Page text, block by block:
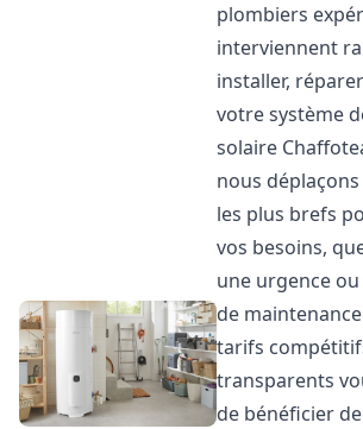
plombiers
interviennent
installer,
votre système
solaire
nous
les plus brefs
vos besoins,
une urgence
de
tarifs
transparents
de bénéficier